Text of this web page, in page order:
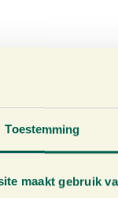
Toestemming
maakt gebruik